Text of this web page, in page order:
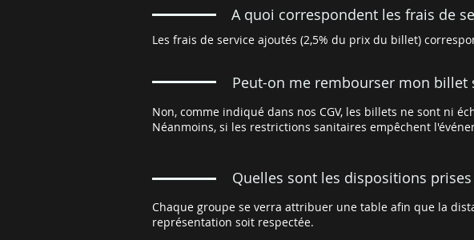
A quoi correspondent les frais de
Les frais de service ajoutés (2,5% du prix du billet)
Peut-on me rembourser mon billet
Non, comme indiqué dans nos CGV, les billets ne sont ni
Néanmoins, si les restrictions sanitaires empêchent
Quelles sont les dispositions
Chaque groupe se verra attribuer une table afin que la
représentation soit respectée.